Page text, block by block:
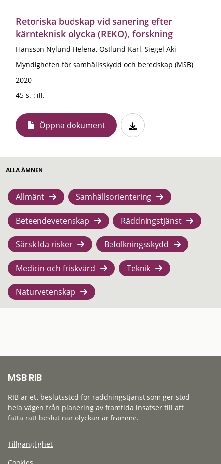
Retoriska budskap vid sanering efter
kärnteknisk olycka (REKO), forskning
Hansson Nylund Helena, Östlund Karl, Siegel Aki
Myndigheten för samhällsskydd och beredskap (MSB)
2020
45 s. : ill.
Öppna dokument
ALLA ÄMNEN
Allmänt Samhällsorientering
Beteendevetenskap Räddningstjänst
Särskilda risker Befolkningsskydd
Medicin och friskvård Teknik
Naturvetenskap
MSB RIB
RIB är ett beslutsstöd för räddningstjänst som ger stöd
hela vägen från planering av framtida insatser till att
fatta rätt beslut när olyckan är framme.
Tillgänglighet